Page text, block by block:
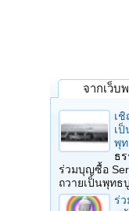
จากเว็บ
เ
เ
พุ
ธ
ร่วมบุญซื้อ
ถวายเป็นพุทธ
ร่ว